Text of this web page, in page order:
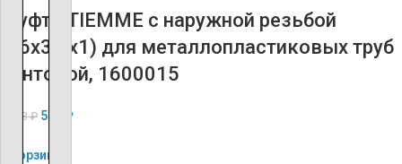
Муфта TIEMME с наружной резьбой
(26х3.0х1) для металлопластиковых труб
винтовой, 1600015
1 353₽ 541 ₽
В корзину